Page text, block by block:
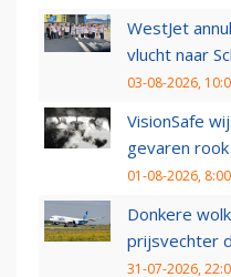
WestJet
vlucht naar
03-08-2026,
VisionSafe
gevaren
01-08-2026, 8:00
Donkere
prijsvechter
31-07-2026,